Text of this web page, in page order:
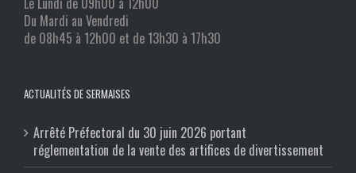
Du Mardi au Vendredi
de 08h45 à 12h00 et de 13h30 à 17h30
ACTUALITÉS DE SERMAISES
Arrêté Préfectoral du 30 juin 2026 portant
réglementation de la vente des artifices de divertissement